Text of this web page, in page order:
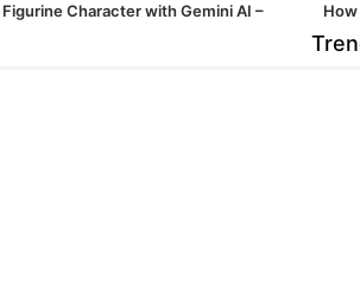
Character with Gemini AI –